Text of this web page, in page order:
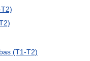
(T1-T2)